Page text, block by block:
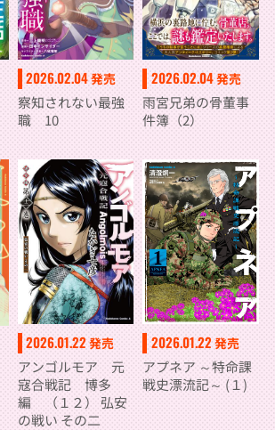
2026.02.04発売
察知されない最強
職 10
2026.02.04発売
雨宮兄弟の骨董事
件簿（2）
2026.01.22発売
アンゴルモア 元
寇合戦記 博多
編 （１２） 弘安
の戦い その二
2026.01.22 発売
アプネア ～特命課
戦史漂流記～ (１)